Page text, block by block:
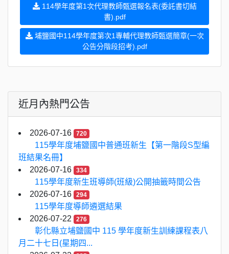
114學年度第1次代理教師甄選報名表(委託書切結
書).pdf
埔鹽國中114學年度第次1專輔代理教師甄選簡章(一次
公告分階段招考).pdf
近月內熱門公告
2026-07-16 720
115學年度埔鹽國中普通班新生【第一階段S型編
班結果名冊】
2026-07-16
334
115學年度新生班導師(班級)公開抽籤時間公告
2026-07-16
294
115學年度導師遴選結果
2026-07-22
276
彰化縣立埔鹽國中 115 學年度新生訓練課程表八
月二十七日(星期四...